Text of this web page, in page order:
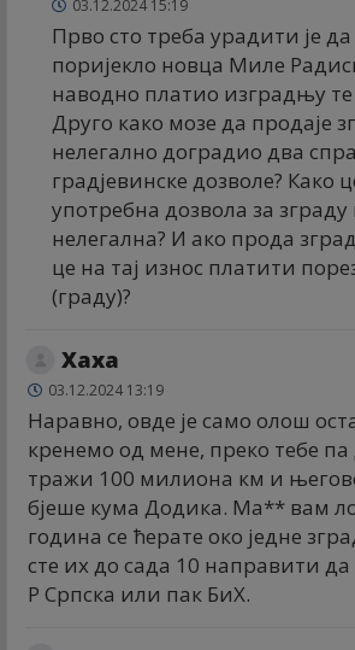
03.12.2024 15:19
Прво сто треба урадити је
поријекло новца Миле
наводно платио изградњу те
Друго како мозе да продаје
нелегално доградио два
градјевинске дозволе? Како
употребна дозвола за зграду
нелегална? И ако прода
це на тај износ платити
(граду)?
Хаха
03.12.2024 13:19
Наравно, овде је само олош
кренемо од мене, преко тебе
тражи 100 милиона км и
бјеше кума Додика. Ма** вам
година се ћерате око једне
сте их до сада 10 направити да
Р Српска или пак БиХ.